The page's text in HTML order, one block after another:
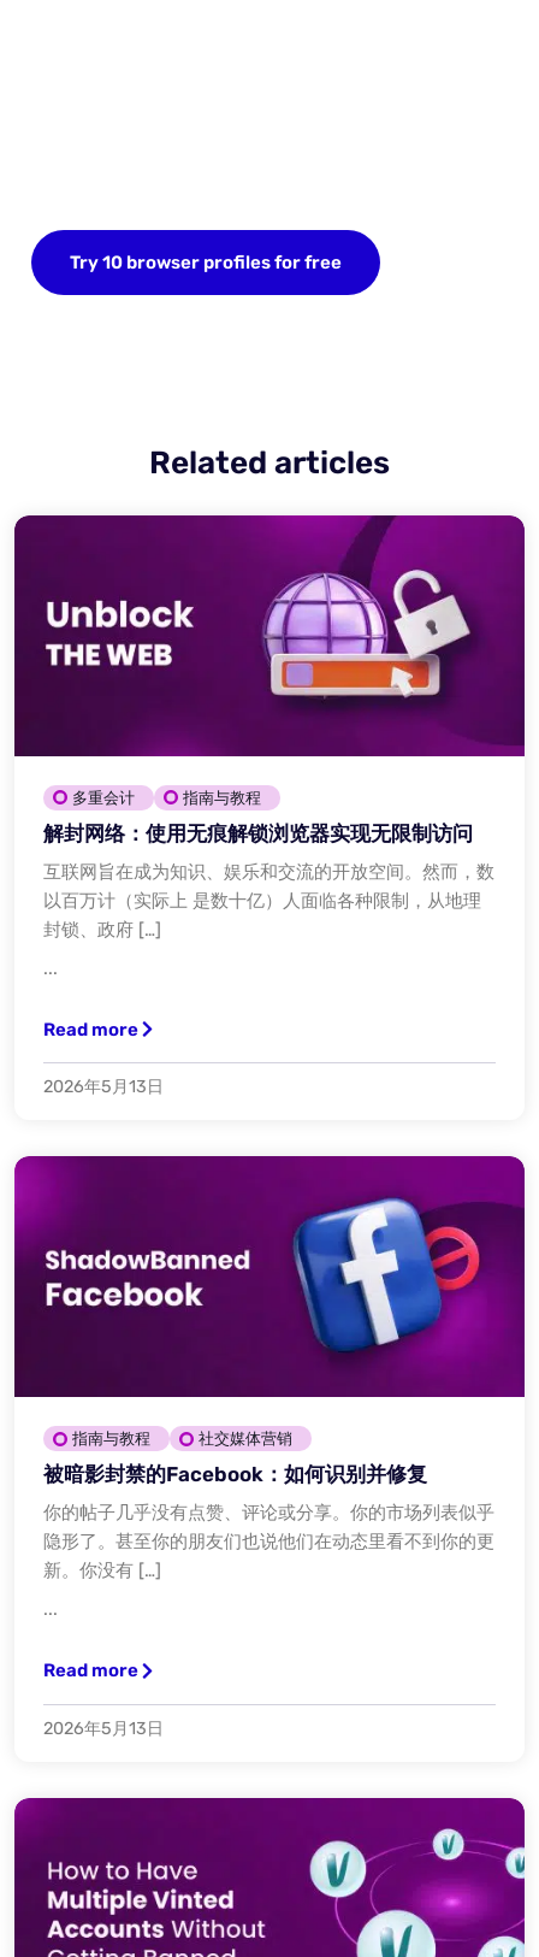
Try 10 browser profiles for free
Related articles
多重会计 指南与教程
解封网络：使用无痕解锁浏览器实现无限制访问
互联网旨在成为知识、娱乐和交流的开放空间。然而，数
以百万计（实际上 是数十亿）人面临各种限制，从地理
封锁、政府 […]
...
Read more
2026年5月13日
指南与教程 社交媒体营销
被暗影封禁的Facebook：如何识别并修复
你的帖子几乎没有点赞、评论或分享。你的市场列表似乎
隐形了。甚至你的朋友们也说他们在动态里看不到你的更
新。你没有 […]
...
Read more
2026年5月13日